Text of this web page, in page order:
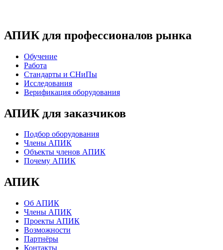
АПИК для профессионалов рынка
Обучение
Работа
Стандарты и СНиПы
Исследования
Верификация оборудования
АПИК для заказчиков
Подбор оборудования
Члены АПИК
Объекты членов АПИК
Почему АПИК
АПИК
Об АПИК
Члены АПИК
Проекты АПИК
Возможности
Партнёры
Контакты